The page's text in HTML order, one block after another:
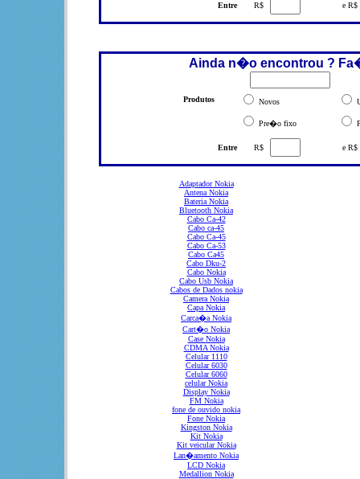
Entre R$ e R$
Ainda n�o encontrou ?
Produtos Novos
Pre�o fixo
Entre R$ e R$
Adaptador Nokia
Antena Nokia
Bateria Nokia
Bluetooth Nokia
Cabo Ca-42
Cabo ca-45
Cabo Ca-45
Cabo Ca-53
Cabo Ca45
Cabo Dku-2
Cabo Nokia
Cabo Usb Nokia
Cabos de Dados nokia
Camera Nokia
Capa Nokia
Carca�a Nokia
Cart�o Nokia
Case Nokia
CDMA Nokia
Celular 1110
Celular 6030
Celular 6060
celular Nokia
Display Nokia
FM Nokia
fone de ouvido nokia
Fone Nokia
Kingston Nokia
Kit Nokia
Kit veicular Nokia
Lan�amento Nokia
LCD Nokia
Medallion Nokia